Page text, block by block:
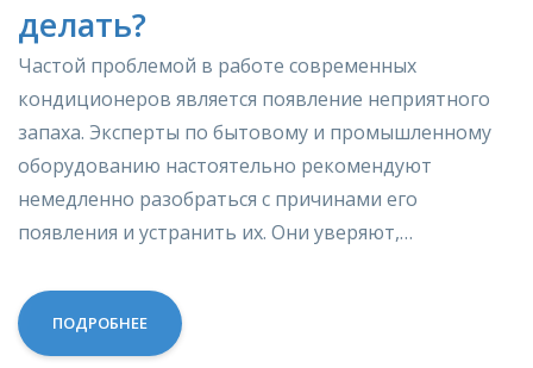
делать?
Частой проблемой в работе современных
кондиционеров является появление неприятного
запаха. Эксперты по бытовому и промышленному
оборудованию настоятельно рекомендуют
немедленно разобраться с причинами его
появления и устранить их. Они уверяют,…
ПОДРОБНЕЕ